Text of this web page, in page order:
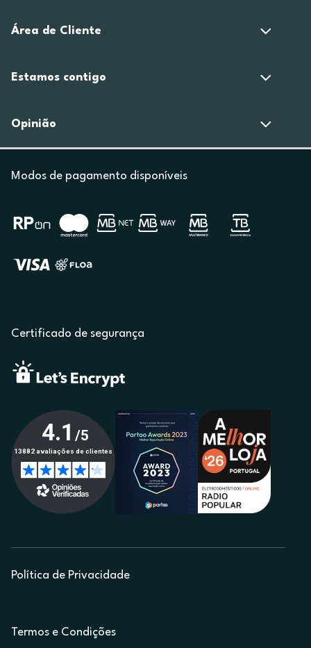
Área de Cliente
Estamos contigo
Opinião
Modos de pagamento disponíveis
Certificado de segurança
Política de Privacidade
Termos e Condições